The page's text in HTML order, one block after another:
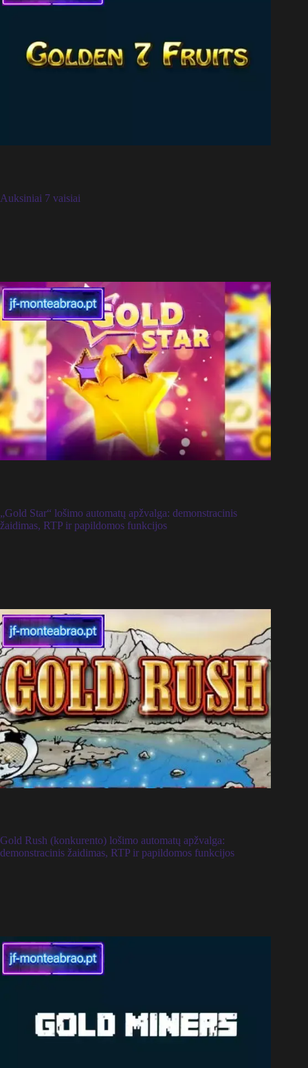
Auksiniai 7 vaisiai
„Gold Star“ lošimo automatų apžvalga: demonstracinis
žaidimas, RTP ir papildomos funkcijos
Gold Rush (konkurento) lošimo automatų apžvalga:
demonstracinis žaidimas, RTP ir papildomos funkcijos